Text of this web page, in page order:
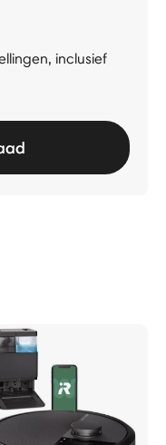
inclusief